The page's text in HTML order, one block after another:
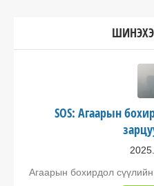
SOS: Агаарын
Агаарын бохирдол